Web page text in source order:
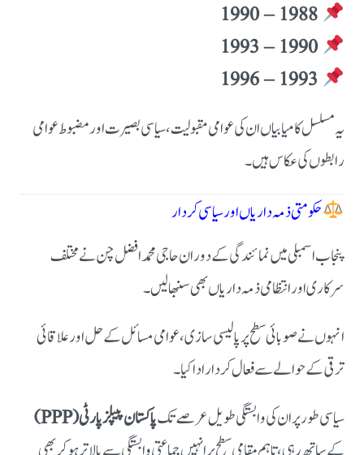
1988 – 1990
1990 – 1993
1993 – 1996
یہ مسلسل کامیابیاں ان کی عوامی مقبولیت، سیاسی بصیرت اور مضبوط عوامی
رابطوں کی عکاس ہیں۔
حکومتی ذمہ داریاں اور سیاسی کردار
پنجاب اسمبلی میں نمائندگی کے دوران حاجی محمد افضل چن نے مختلف
سرکاری اور انتظامی ذمہ داریاں بھی سنبھالیں۔
انہوں نے صوبائی سطح پر پالیسی سازی، عوامی مسائل کے حل اور علاقائی
ترقی کے حوالے سے فعال کردار ادا کیا۔
سیاسی طور پر ان کی وابستگی طویل عرصے تکپاکستان پیپلز پارٹی (PPP)